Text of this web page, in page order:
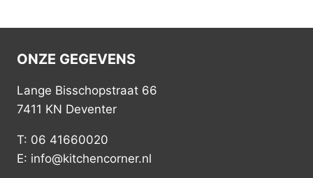
ONZE GEGEVENS
Lange Bisschopstraat 66
7411 KN Deventer
T: 06 41660020
E: info@kitchencorner.nl